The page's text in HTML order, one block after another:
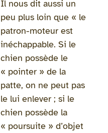
Il nous dit aussi un
peu plus loin que « le
patron-moteur est
inéchappable. Si le
chien possède le
« pointer » de la
patte, on ne peut pas
le lui enlever ; si le
chien possède la
« poursuite » d’objet